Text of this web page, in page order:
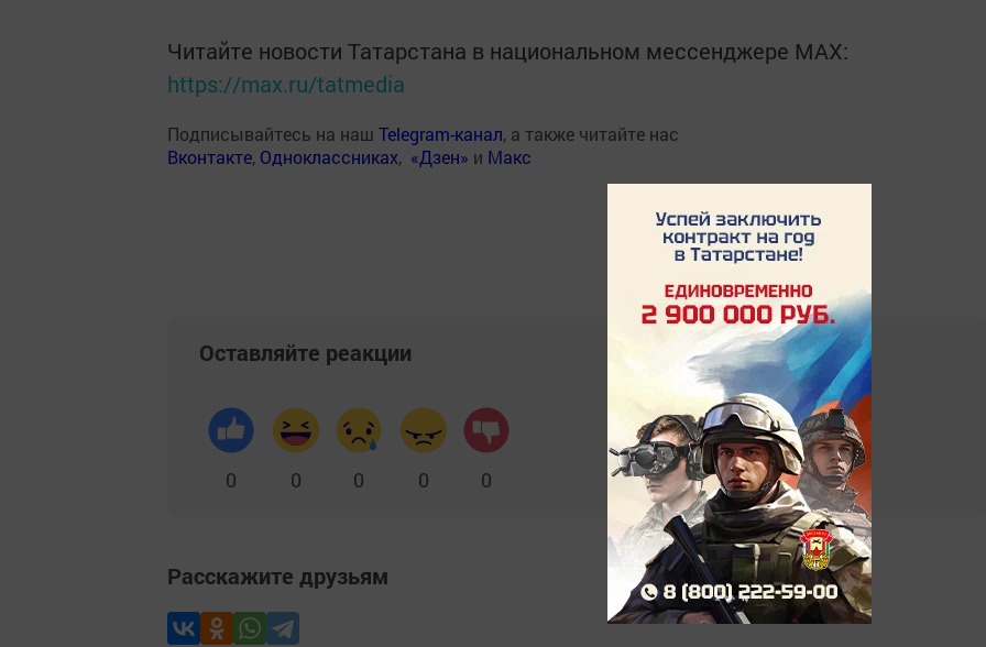
Читайте новости Татарстана в национальном мессенджере MАХ:
https://max.ru/tatmedia
Подписывайтесь на наш Telegram-канал, а также читайте нас
Вконтакте, Одноклассниках, «Дзен» и Макс
Оставляйте реакции
0 0 0 0 0
Расскажите друзьям